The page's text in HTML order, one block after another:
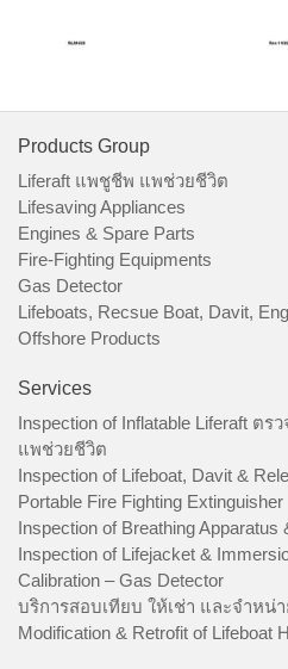
Products Group
Liferaft แพชูชีพ แพช่วยชีวิต
Lifesaving Appliances
Engines & Spare Parts
Fire-Fighting Equipments
Gas Detector
Lifeboats, Recsue Boat, Davit,
Offshore Products
Services
Inspection of Inflatable Liferaft ต
แพช่วยชีวิต
Inspection of Lifeboat, Davit &
Portable Fire Fighting Extinguisher
Inspection of Breathing
Inspection of Lifejacket &
Calibration – Gas Detector
บริการสอบเทียบ ให้เช่า และจำหน่
Modification & Retrofit of Lifeboat